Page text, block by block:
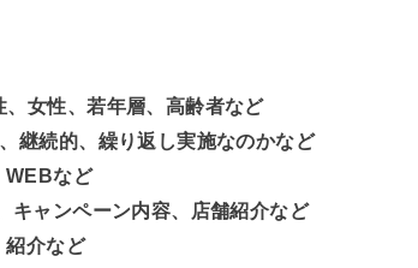
女性、若年層、高齢者など
続的、繰り返し実施なのかなど
など
ャンペーン内容、店舗紹介など
介など